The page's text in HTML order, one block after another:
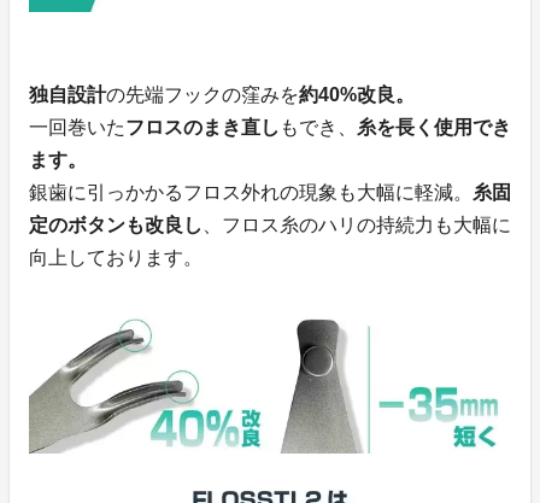
独自設計の先端フックの窪みを約40%改良。
一回巻いたフロスのまき直し もでき、
糸を長く使用でき
ます。
銀歯に引っかかるフロス外れの現象も大幅に軽減。
糸固
定のボタンも改良し
、フロス糸のハリの持続力も大幅に
向上しております。